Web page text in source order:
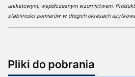
unikatowym, współczesnym wzornictwem.
stabilności pomiarów w długich okresach
Pliki do pobrania